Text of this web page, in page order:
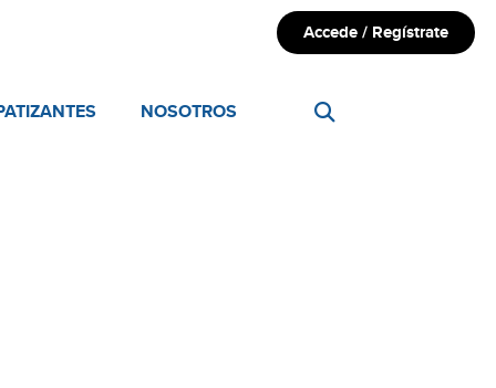
Accede / Regístrate
NOSOTROS